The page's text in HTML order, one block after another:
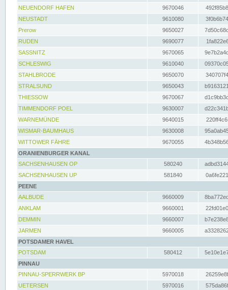
NEUENDORF HAFEN
9670046
NEUSTADT
9610080
Prerow
9650027
RUDEN
9690077
SASSNITZ
9670065
SCHLESWIG
9610040
STAHLBRODE
9650070
STRALSUND
9650043
THIESSOW
9670067
TIMMENDORF POEL
9630007
WARNEMÜNDE
9640015
WISMAR-BAUMHAUS
9630008
WITTOWER FÄHRE
9670055
ORANIENBURGER KANAL
SACHSENHAUSEN OP
580240
SACHSENHAUSEN UP
581840
PEENE
AALBUDE
9660009
ANKLAM
9660001
DEMMIN
9660007
JARMEN
9660005
POTSDAMER HAVEL
POTSDAM
580412
PINNAU
PINNAU-SPERRWERK BP
5970018
UETERSEN
5970016